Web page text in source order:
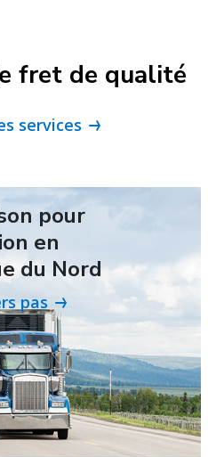
fret de qualité
services
pour
en
du Nord
pas